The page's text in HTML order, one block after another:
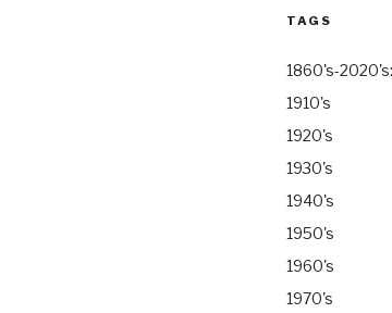
TAGS
1860's-
1910's
1920's
1930's
1940's
1950's
1960's
1970's